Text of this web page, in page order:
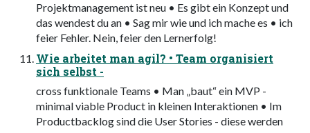
Projektmanagement ist neu • Es gibt ein Konzept und
das wendest du an • Sag mir wie und ich mache es • ich
feier Fehler. Nein, feier den Lernerfolg!
Wie arbeitet man agil? • Team organisiert
sich selbst -
cross funktionale Teams • Man „baut“ ein MVP -
minimal viable Product in kleinen Interaktionen • Im
Productbacklog sind die User Stories - diese werden